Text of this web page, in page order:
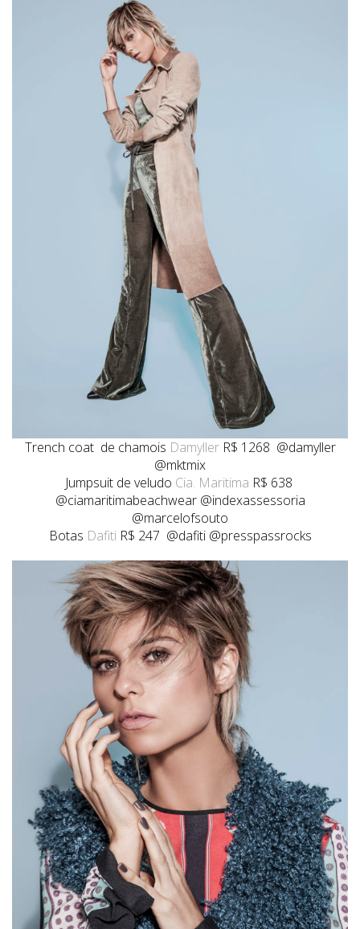
Trench coat de chamois DamyllerR$ 1268 @damyller
@mktmix
Jumpsuit de veludo Cia. Maritima R$ 638
@ciamaritimabeachwear @indexassessoria
@marcelofsouto
Botas DafitiR$ 247 @dafiti @presspassrocks